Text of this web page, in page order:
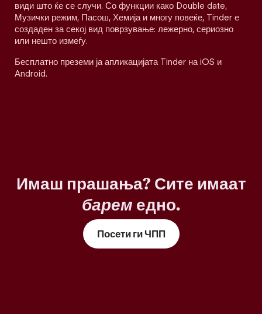
види што ќе се случи. Со функции како Double date,
Музички режим, Пасош, Хемија и многу повеќе, Tinder е
создаден за секој вид поврзување: лежерно, сериозно
или нешто измеѓу.
Бесплатно преземи ја апликацијата Tinder на iOS и
Android.
Имаш прашања? Сите имаат
барем едно.
Посети ги ЧПП